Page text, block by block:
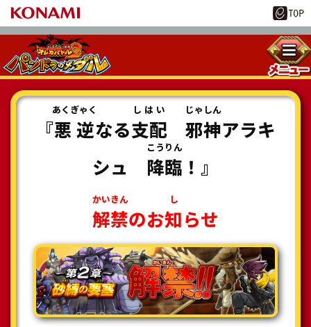
『悪逆
あくぎゃく
なる支配
しはい
邪神
じゃしん
アラキ
シュ 降臨
こうりん
！』
解禁
かいきん
のお知
し
らせ